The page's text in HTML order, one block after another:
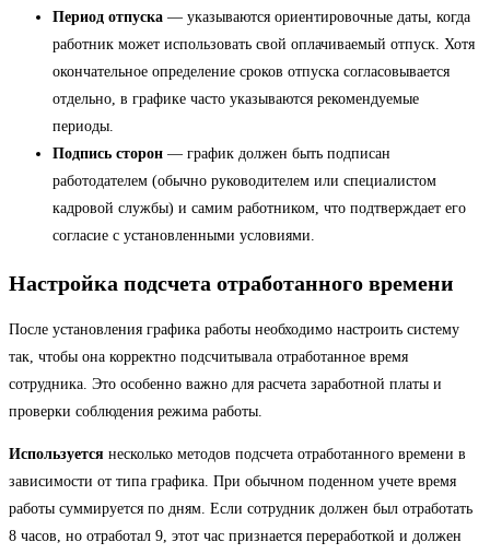
Период отпуска — указываются ориентировочные даты, когда
работник может использовать свой оплачиваемый отпуск. Хотя
окончательное определение сроков отпуска согласовывается
отдельно, в графике часто указываются рекомендуемые
периоды.
Подпись сторон — график должен быть подписан
работодателем (обычно руководителем или специалистом
кадровой службы) и самим работником, что подтверждает его
согласие с установленными условиями.
Настройка подсчета отработанного времени
После установления графика работы необходимо настроить систему
так, чтобы она корректно подсчитывала отработанное время
сотрудника. Это особенно важно для расчета заработной платы и
проверки соблюдения режима работы.
Используется несколько методов подсчета отработанного времени в
зависимости от типа графика. При обычном поденном учете время
работы суммируется по дням. Если сотрудник должен был отработать
8 часов, но отработал 9, этот час признается переработкой и должен